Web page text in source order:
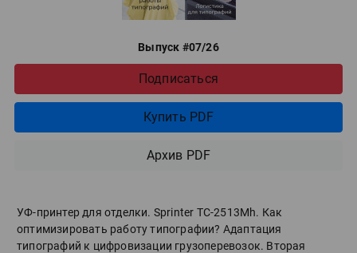
Выпуск #07/26
Подписаться
Купить PDF
Архив PDF
УФ-принтер для отделки. Sprinter ТС-2513Mh. Как
оптимизировать работу типографии? Адаптация
типографий к цифровизации грузоперевозок. Вторая